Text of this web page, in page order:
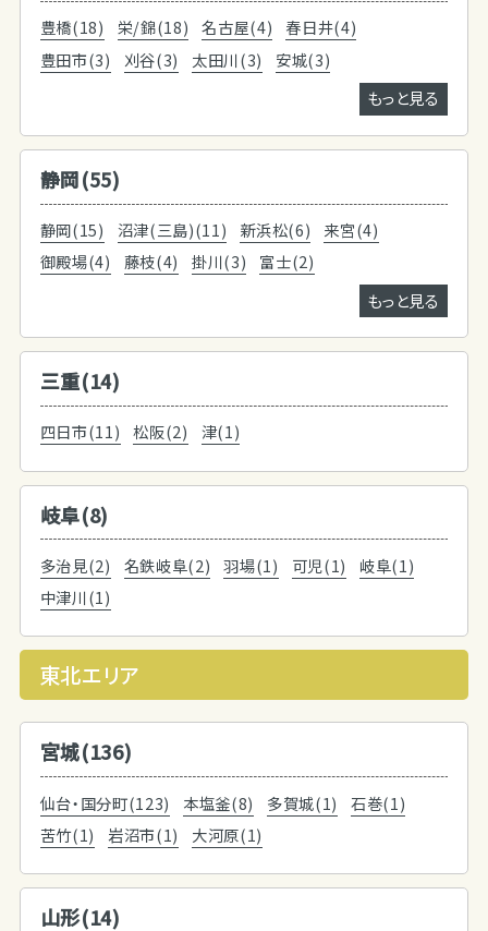
豊橋(18) 栄/錦(18) 名古屋(4)
春日井(4)
豊田市(3)
刈谷(3) 太田川(3)
安城(3)
もっと見る
静岡(55)
静岡(15) 沼津(三島)(11) 新浜松(6)
来宮(4)
御殿場(4)
藤枝(4) 掛川(3)
富士(2)
もっと見る
三重(14)
四日市(11) 松阪(2) 津(1)
岐阜(8)
多治見(2) 名鉄岐阜(2) 羽場(1) 可児(1)
岐阜(1)
中津川(1)
東北エリア
宮城(136)
仙台・国分町(123) 本塩釜(8) 多賀城(1)
石巻(1)
苦竹(1)
岩沼市(1) 大河原(1)
山形(14)